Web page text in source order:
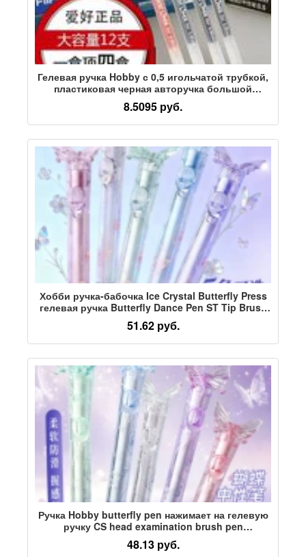
Гелевая ручка Hobby с 0,5 игольчатой трубкой,
пластиковая черная авторучка большой
емкости, офисная ручка для подписи,
рекламная ручка 8761/8763
8.5095 руб.
Хобби ручка-бабочка Ice Crystal Butterfly Press
гелевая ручка Butterfly Dance Pen ST Tip Brush
Question Pen Гладкая черная гелевая ручка
51.62 руб.
Ручка Hobby butterfly pen нажимает на гелевую
ручку CS head examination brush pen
быстросохнущая и гладкая студенческая
черная водяная ручка black pen
48.13 руб.